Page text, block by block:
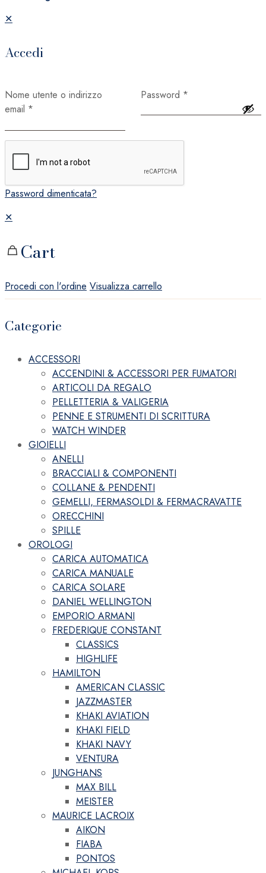
✕
Accedi
Nome utente o indirizzo
email *
Password *
Ricordami
Accedi
Password dimenticata?
✕
Cart
Procedi con l'ordine Visualizza carrello
Categorie
ACCESSORI
ACCENDINI & ACCESSORI PER FUMATORI
ARTICOLI DA REGALO
PELLETTERIA & VALIGERIA
PENNE E STRUMENTI DI SCRITTURA
WATCH WINDER
GIOIELLI
ANELLI
BRACCIALI & COMPONENTI
COLLANE & PENDENTI
GEMELLI, FERMASOLDI & FERMACRAVATTE
ORECCHINI
SPILLE
OROLOGI
CARICA AUTOMATICA
CARICA MANUALE
CARICA SOLARE
DANIEL WELLINGTON
EMPORIO ARMANI
FREDERIQUE CONSTANT
CLASSICS
HIGHLIFE
HAMILTON
AMERICAN CLASSIC
JAZZMASTER
KHAKI AVIATION
KHAKI FIELD
KHAKI NAVY
VENTURA
JUNGHANS
MAX BILL
MEISTER
MAURICE LACROIX
AIKON
FIABA
PONTOS